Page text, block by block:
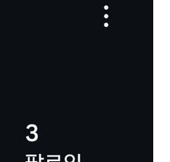
송영길·김민석, '조희
법사위원들 "즉시 대법
4